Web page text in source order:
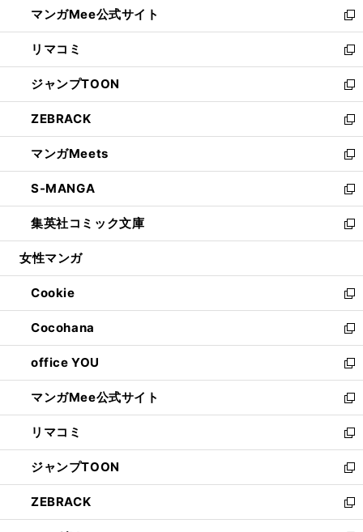
く
ド
ウ
で
開
く
ィ
ン
ド
ウ
で
開
く
い
ウ
ィ
ン
ド
ウ
で
開
く
マンガMee公式サイト
新
し
い
ウ
ィ
ン
ド
ウ
で
開
く
リマコミ
新
し
い
ウ
ィ
ン
ド
ウ
で
開
く
ジャンプTOON
新
し
い
ウ
ィ
ン
ド
ウ
で
開
ZEBRACK
新
し
い
ウ
ィ
ン
ド
ウ
開
く
マンガMeets
新
し
い
ウ
ィ
ン
ウ
で
開
く
S-MANGA
新
し
い
ウ
ン
ド
ウ
で
開
く
集英社コミック文庫
新
し
ウ
ィ
ン
ド
ウ
で
開
く
女性マンガ
Cookie
新
し
い
ウ
ィ
ン
ド
ウ
で
開
く
Cocohana
新
し
い
ウ
ィ
ン
ド
ウ
で
開
く
office YOU
新
し
い
ウ
ィ
ン
ド
ウ
で
開
マンガMee公式サイト
新
し
い
ウ
ィ
ン
ド
ウ
リマコミ
新
し
い
ウ
ィ
ン
ジャンプTOON
新
し
い
ウ
ZEBRACK
新
し